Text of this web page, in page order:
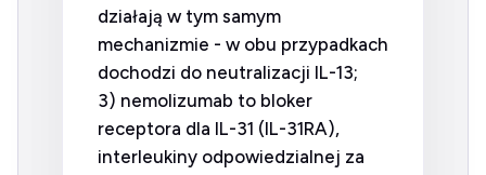
działają w tym samym
mechanizmie - w obu przypadkach
dochodzi do neutralizacji IL-13;
3) nemolizumab to bloker
receptora dla IL-31 (IL-31RA),
interleukiny odpowiedzialnej za